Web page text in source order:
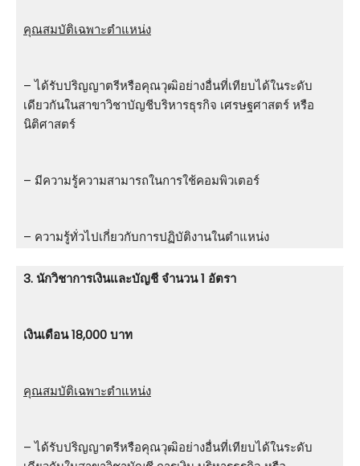
คุณสมบัติเฉพาะตำแหน่ง
– ได้รับปริญญาตรีหรือคุณวุฒิอย่างอื่นที่เทียบได้ในระดับ
เดียวกันในสาขาวิชาบัญชีบริหารธุรกิจ เศรษฐศาสตร์ หรือ
นิติศาสตร์
– มีความรู้ความสามารถในการใช้คอมพิวเตอร์
– ความรู้ทั่วไปเกี่ยวกับการปฏิบัติงานในตำแหน่ง
3. นักวิชาการเงินและบัญชี จำนวน 1 อัตรา
เงินเดือน 18,000 บาท
คุณสมบัติเฉพาะตำแหน่ง
– ได้รับปริญญาตรีหรือคุณวุฒิอย่างอื่นที่เทียบได้ในระดับ